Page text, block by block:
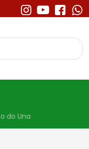
do Una